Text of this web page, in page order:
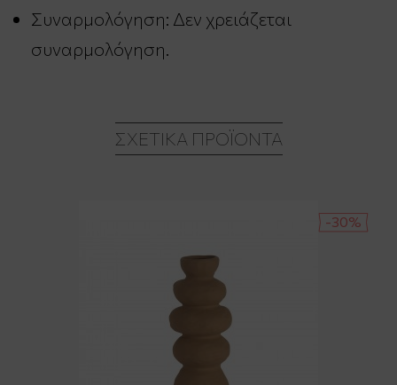
Συναρμολόγηση: Δεν χρειάζεται
συναρμολόγηση.
ΣΧΕΤΙΚΆ ΠΡΟΪΌΝΤΑ
-30%